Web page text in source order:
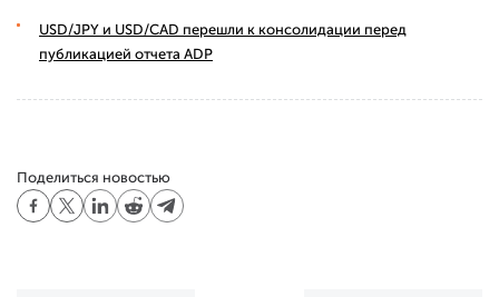
USD/JPY и USD/CAD перешли к консолидации перед
публикацией отчета ADP
Поделиться новостью